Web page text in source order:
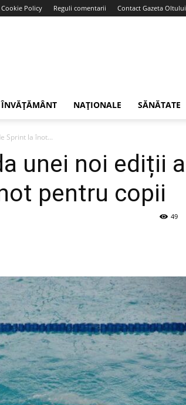
Cookie Policy Reguli comentarii Contact Gazeta Oltului
ÎNVĂȚĂMÂNT NAȚIONALE SĂNĂTATE
Sprint la înot...
unei noi ediții a
pentru copii
49